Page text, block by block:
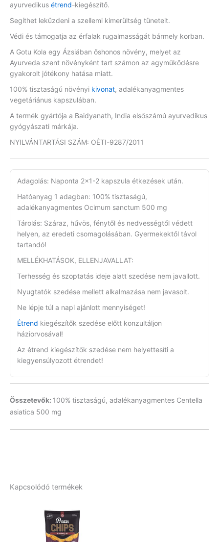
ayurvedikus étrend-kiegészítő.
Segíthet leküzdeni a szellemi kimerültség tüneteit.
Védi és támogatja az érfalak rugalmasságát bármely korban.
A Gotu Kola egy Ázsiában őshonos növény, melyet az
Ayurveda szent növényként tart számon az agyműködésre
gyakorolt jótékony hatása miatt.
100% tisztaságú növényi kivonat, adalékanyagmentes
vegetáriánus kapszulában.
A termék gyártója a Baidyanath, India elsőszámú ayurvedikus
gyógyászati márkája.
NYILVÁNTARTÁSI SZÁM: OÉTI-9287/2011
Adagolás: Naponta 2×1-2 kapszula étkezések után.
Hatóanyag 1 adagban: 100% tisztaságú,
adalékanyagmentes Ocimum sanctum 500 mg
Tárolás: Száraz, hűvös, fénytől és nedvességtől védett
helyen, az eredeti csomagolásában. Gyermekektől távol
tartandó!
MELLÉKHATÁSOK, ELLENJAVALLAT:
Terhesség és szoptatás ideje alatt szedése nem javallott.
Nyugtatók szedése mellett alkalmazása nem javasolt.
Ne lépje túl a napi ajánlott mennyiséget!
Étrend kiegészítők szedése előtt konzultáljon
háziorvosával!
Az étrend kiegészítők szedése nem helyettesíti a
kiegyensúlyozott étrendet!
Összetevők: 100% tisztaságú, adalékanyagmentes Centella
asiatica 500 mg
Kapcsolódó termékek